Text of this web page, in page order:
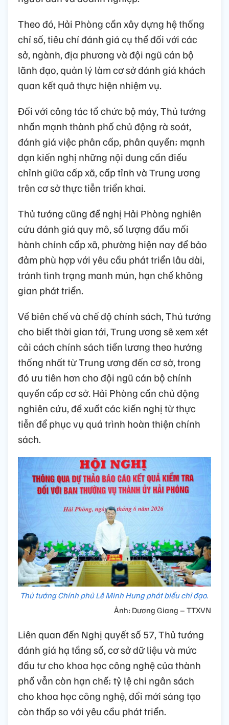
Theo đó, Hải Phòng cần xây dựng hệ thống
chỉ số, tiêu chí đánh giá cụ thể đối với các
sở, ngành, địa phương và đội ngũ cán bộ
lãnh đạo, quản lý làm cơ sở đánh giá khách
quan kết quả thực hiện nhiệm vụ.
Đối với công tác tổ chức bộ máy, Thủ tướng
nhấn mạnh thành phố chủ động rà soát,
đánh giá việc phân cấp, phân quyền; mạnh
dạn kiến nghị những nội dung cần điều
chỉnh giữa cấp xã, cấp tỉnh và Trung ương
trên cơ sở thực tiễn triển khai.
Thủ tướng cũng đề nghị Hải Phòng nghiên
cứu đánh giá quy mô, số lượng đầu mối
hành chính cấp xã, phường hiện nay để bảo
đảm phù hợp với yêu cầu phát triển lâu dài,
tránh tình trạng manh mún, hạn chế không
gian phát triển.
Về biên chế và chế độ chính sách, Thủ tướng
cho biết thời gian tới, Trung ương sẽ xem xét
cải cách chính sách tiền lương theo hướng
thống nhất từ Trung ương đến cơ sở, trong
đó ưu tiên hơn cho đội ngũ cán bộ chính
quyền cấp cơ sở. Hải Phòng cần chủ động
nghiên cứu, đề xuất các kiến nghị từ thực
tiễn để phục vụ quá trình hoàn thiện chính
sách.
Thủ tướng Chính phủ Lê Minh Hưng phát biểu chỉ đạo.
Ảnh: Dương Giang – TTXVN
Liên quan đến Nghị quyết số 57, Thủ tướng
đánh giá hạ tầng số, cơ sở dữ liệu và mức
đầu tư cho khoa học công nghệ của thành
phố vẫn còn hạn chế; tỷ lệ chi ngân sách
cho khoa học công nghệ, đổi mới sáng tạo
còn thấp so với yêu cầu phát triển.